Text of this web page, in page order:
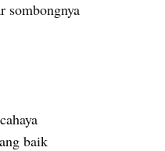
sombongnya
baik